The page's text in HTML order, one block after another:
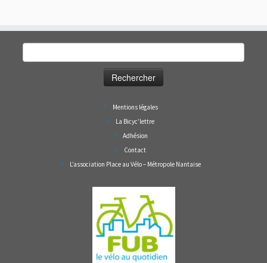
Mentions légales
La Bicyc’lettre
Adhésion
Contact
L’association Place au Vélo – Métropole Nantaise